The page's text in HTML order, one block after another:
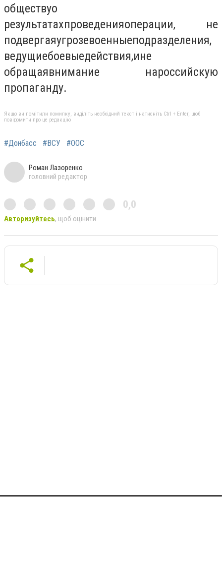
обществуо
результатахпроведенияоперации, не
подвергаяугрозевоенныеподразделения,
ведущиебоевыедействия,ине
обращаявнимание нароссийскую
пропаганду.
Якщо ви помітили помилку, виділіть необхідний текст і натисніть Ctrl + Enter, щоб
повідомити про це редакцію
#Донбасс #ВСУ #ООС
Роман Лазоренко
головний редактор
0,0
Авторизуйтесь, щоб оцінити